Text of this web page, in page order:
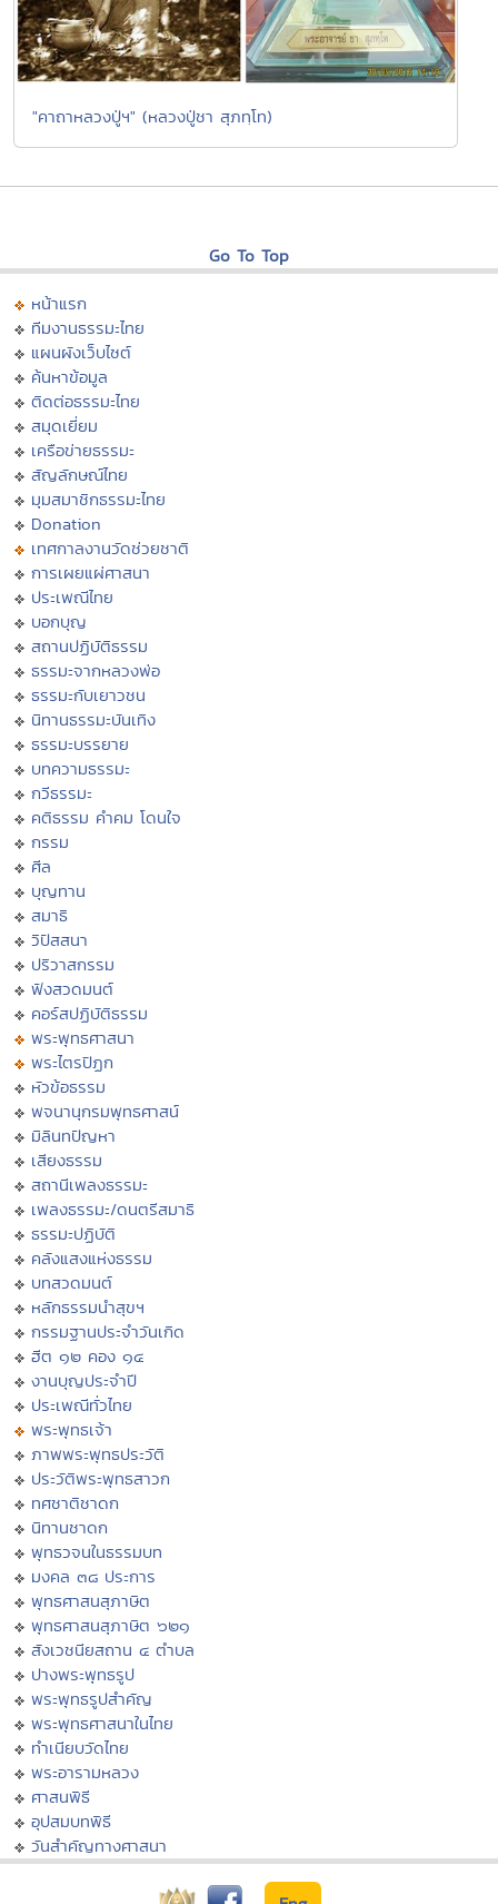
"คาถาหลวงปู่ฯ" (หลวงปู่ชา สุภทฺโท)
Go To Top
หน้าแรก
ทีมงานธรรมะไทย
แผนผังเว็บไซต์
ค้นหาข้อมูล
ติดต่อธรรมะไทย
สมุดเยี่ยม
เครือข่ายธรรมะ
สัญลักษณ์ไทย
มุมสมาชิกธรรมะไทย
Donation
เทศกาลงานวัดช่วยชาติ
การเผยแผ่ศาสนา
ประเพณีไทย
บอกบุญ
สถานปฏิบัติธรรม
ธรรมะจากหลวงพ่อ
ธรรมะกับเยาวชน
นิทานธรรมะบันเทิง
ธรรมะบรรยาย
บทความธรรมะ
กวีธรรมะ
คติธรรม คำคม โดนใจ
กรรม
ศีล
บุญทาน
สมาธิ
วิปัสสนา
ปริวาสกรรม
ฟังสวดมนต์
คอร์สปฏิบัติธรรม
พระพุทธศาสนา
พระไตรปิฏก
หัวข้อธรรม
พจนานุกรมพุทธศาสน์
มิลินทปัญหา
เสียงธรรม
สถานีเพลงธรรมะ
เพลงธรรมะ/ดนตรีสมาธิ
ธรรมะปฏิบัติ
คลังแสงแห่งธรรม
บทสวดมนต์
หลักธรรมนำสุขฯ
กรรมฐานประจำวันเกิด
ฮีต ๑๒ คอง ๑๔
งานบุญประจำปี
ประเพณีทั่วไทย
พระพุทธเจ้า
ภาพพระพุทธประวัติ
ประวัติพระพุทธสาวก
ทศชาติชาดก
นิทานชาดก
พุทธวจนในธรรมบท
มงคล ๓๘ ประการ
พุทธศาสนสุภาษิต
พุทธศาสนสุภาษิต ๖๒๑
สังเวชนียสถาน ๔ ตำบล
ปางพระพุทธรูป
พระพุทธรูปสำคัญ
พระพุทธศาสนาในไทย
ทำเนียบวัดไทย
พระอารามหลวง
ศาสนพิธี
อุปสมบทพิธี
วันสำคัญทางศาสนา